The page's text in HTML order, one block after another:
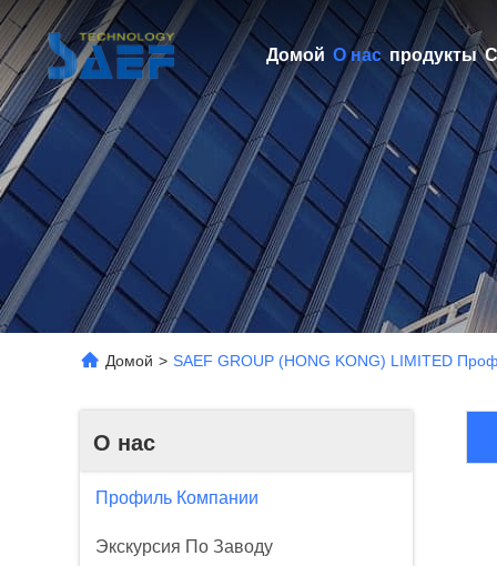
Домой О нас продукты
Домой > SAEF GROUP (HONG KONG) LIMITED
О нас
Профиль Компании
Экскурсия По Заводу